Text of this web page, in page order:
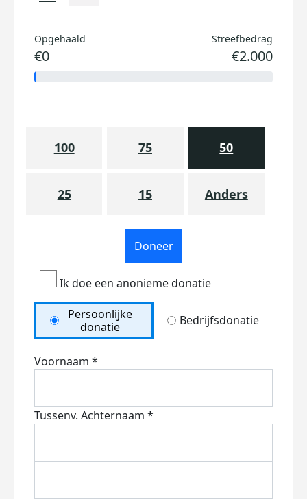
Opgehaald
€0
Streefbedrag
€2.000
100 75 50
25 15 Anders
Doneer
Ik doe een anonieme donatie
Persoonlijke
donatie
Bedrijfsdonatie
Voornaam *
Tussenv. Achternaam *